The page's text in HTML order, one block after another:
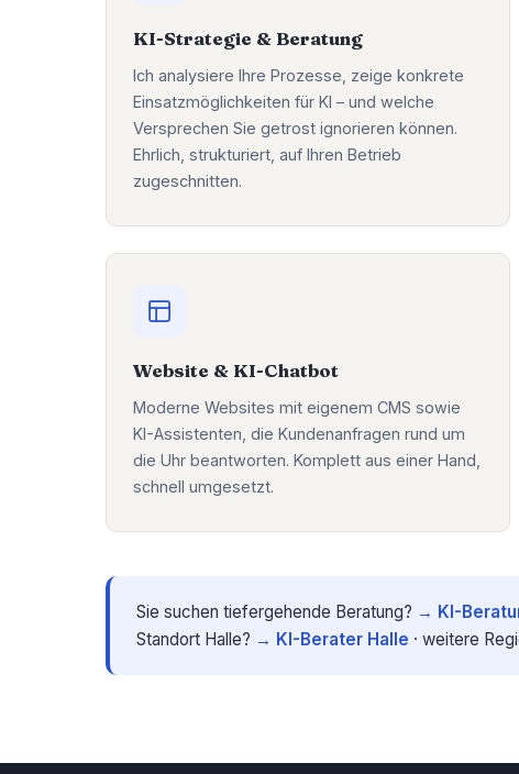
KI-Strategie & Beratung
Ich analysiere Ihre Prozesse, zeige konkrete
Einsatzmöglichkeiten für KI – und welche
Versprechen Sie getrost ignorieren können.
Ehrlich, strukturiert, auf Ihren Betrieb
zugeschnitten.
Website & KI-Chatbot
Moderne Websites mit eigenem CMS sowie
KI-Assistenten, die Kundenanfragen rund um
die Uhr beantworten. Komplett aus einer Hand,
schnell umgesetzt.
Sie suchen tiefergehende Beratung? → KI-
Standort Halle? → KI-Berater Halle · weitere